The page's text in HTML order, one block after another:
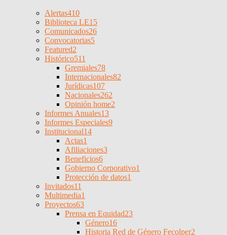
Alertas410
Biblioteca LE15
Comunicados26
Convocatorias5
Featured2
Histórico511
Gremiales78
Internacionales82
Jurídicas107
Nacionales262
Opinión home2
Informes Anuales13
Informes Especiales9
Institucional14
Actas1
Afiliaciones3
Beneficios6
Gobierno Corporativo1
Protección de datos1
Invitados11
Multimedia1
Proyectos63
Prensa en Equidad23
Género16
Historia Red de Género Fecolper2